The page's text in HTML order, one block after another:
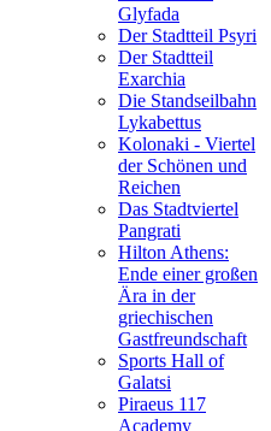
Glyfada
Der Stadtteil Psyri
Der Stadtteil
Exarchia
Die Standseilbahn
Lykabettus
Kolonaki - Viertel
der Schönen und
Reichen
Das Stadtviertel
Pangrati
Hilton Athens:
Ende einer großen
Ära in der
griechischen
Gastfreundschaft
Sports Hall of
Galatsi
Piraeus 117
Academy